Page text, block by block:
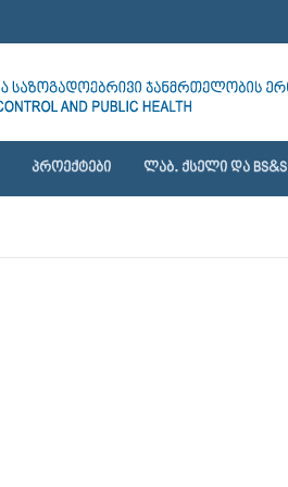
ᲞᲠᲝᲔᲥᲢᲔᲑᲘ ᲚᲐᲑ. ᲥᲡᲔᲚᲘ ᲓᲐ BS&S